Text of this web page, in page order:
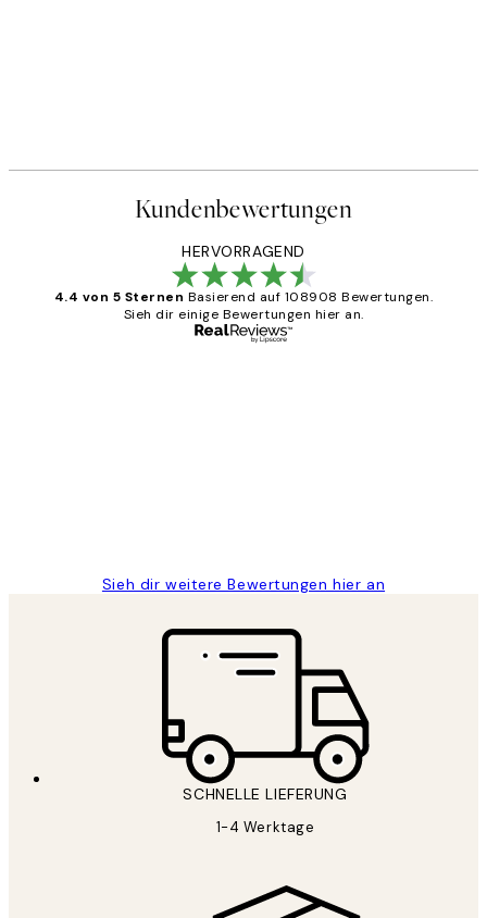
Kundenbewertungen
HERVORRAGEND
4.4 von 5 Sternen Basierend auf 108908 Bewertungen.
Sieh dir einige Bewertungen hier an.
Sieh dir weitere Bewertungen hier an
SCHNELLE LIEFERUNG
1-4 Werktage